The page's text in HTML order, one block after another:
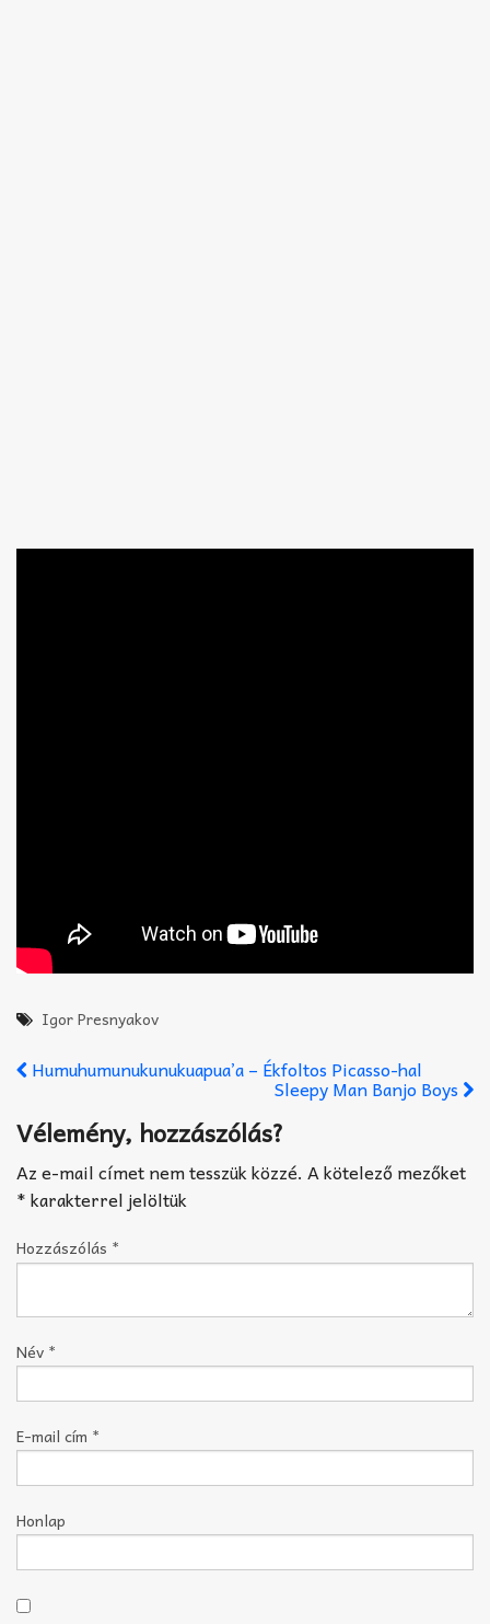
Igor Presnyakov
Humuhumunukunukuapua’a – Ékfoltos Picasso-hal
Sleepy Man Banjo Boys
Vélemény, hozzászólás?
Az e-mail címet nem tesszük közzé. A kötelező mezőket
*karakterrel jelöltük
Hozzászólás *
Név *
E-mail cím *
Honlap